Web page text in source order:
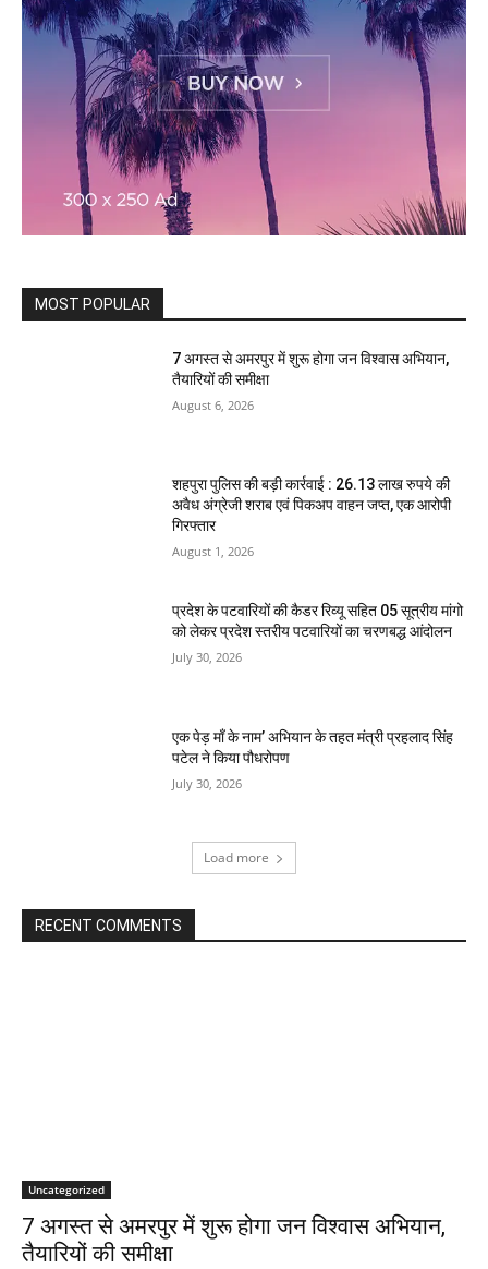
MOST POPULAR
7 अगस्त से अमरपुर में शुरू होगा जन विश्वास अभियान,
तैयारियों की समीक्षा
August 6, 2026
शहपुरा पुलिस की बड़ी कार्रवाई : 26.13 लाख रुपये की
अवैध अंग्रेजी शराब एवं पिकअप वाहन जप्त, एक आरोपी
गिरफ्तार
August 1, 2026
प्रदेश के पटवारियों की कैडर रिव्यू सहित 05 सूत्रीय मांगो
को लेकर प्रदेश स्तरीय पटवारियों का चरणबद्ध आंदोलन
July 30, 2026
एक पेड़ माँ के नाम’ अभियान के तहत मंत्री प्रहलाद सिंह
पटेल ने किया पौधरोपण
July 30, 2026
Load more
RECENT COMMENTS
Uncategorized
7 अगस्त से अमरपुर में शुरू होगा जन विश्वास अभियान,
तैयारियों की समीक्षा